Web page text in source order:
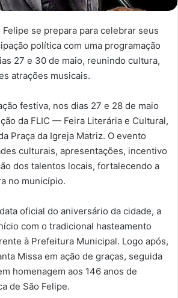
Felipe se prepara para celebrar seus
política com uma programação
27 e 30 de maio, reunindo cultura,
atrações musicais.
festiva, nos dias 27 e 28 de maio
da FLIC — Feira Literária e Cultural,
Praça da Igreja Matriz. O evento
culturais, apresentações, incentivo
dos talentos locais, fortalecendo a
no município.
oficial do aniversário da cidade, a
com o tradicional hasteamento
à Prefeitura Municipal. Logo após,
Missa em ação de graças, seguida
homenagem aos 146 anos de
de São Felipe.